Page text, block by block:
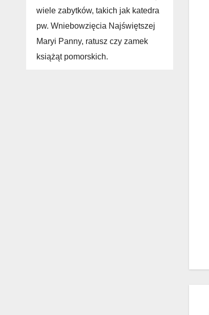
wiele zabytków, takich jak katedra
pw. Wniebowzięcia Najświętszej
Maryi Panny, ratusz czy zamek
książąt pomorskich.